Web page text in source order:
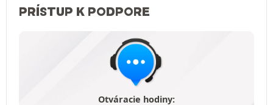
PRÍSTUP K PODPORE
Otváracie hodiny: